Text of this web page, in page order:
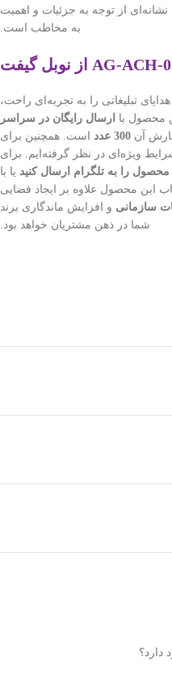
از توجه به جزئیات و اهمیت
به مخاطب است.
تبلیغاتی را به تجربه‌ای راحت،
محصول با ارسال رایگان در سراسر
آن 300 عدد
است. همچنین برای
ویژه‌ای در نظر گرفته‌ایم. برای
محصول را به تلگرام ارسال کنید یا با
این محصول علاوه بر ایجاد فضایی
سازمانی و افزایش ماندگاری برند
شما در ذهن مشتریان خواهد بود.
دارد؟